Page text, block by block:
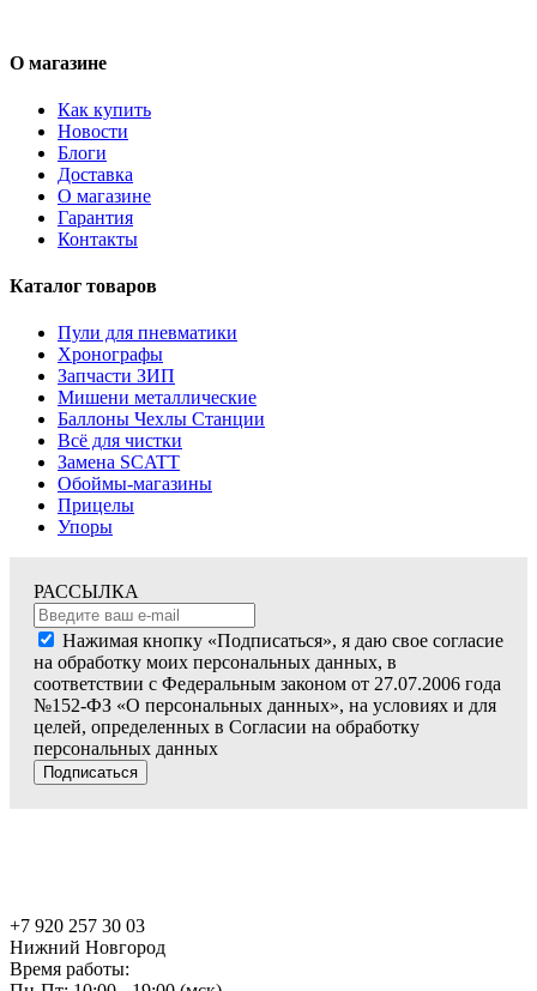
О магазине
Как купить
Новости
Блоги
Доставка
О магазине
Гарантия
Контакты
Каталог товаров
Пули для пневматики
Хронографы
Запчасти ЗИП
Мишени металлические
Баллоны Чехлы Станции
Всё для чистки
Замена SCATT
Обоймы-магазины
Прицелы
Упоры
РАССЫЛКА
Нажимая кнопку «Подписаться», я даю свое согласие
на обработку моих персональных данных, в
соответствии с Федеральным законом от 27.07.2006 года
№152-ФЗ «О персональных данных», на условиях и для
целей, определенных в Согласии на обработку
персональных данных
Подписаться
+7 920 257 30 03
Нижний Новгород
Время работы: